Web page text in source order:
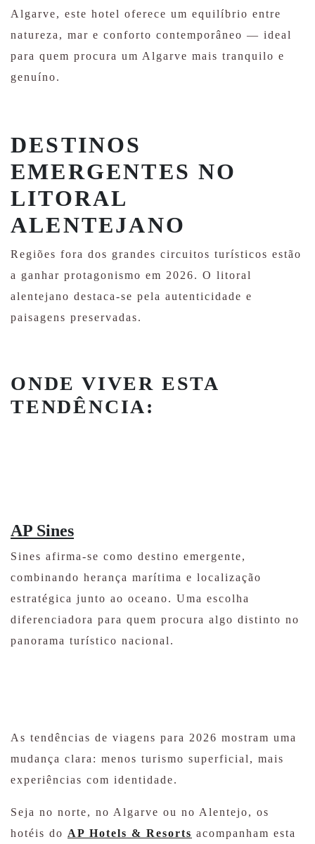
Algarve, este hotel oferece um equilíbrio entre
natureza, mar e conforto contemporâneo — ideal
para quem procura um Algarve mais tranquilo e
genuíno.
DESTINOS
EMERGENTES NO
LITORAL
ALENTEJANO
Regiões fora dos grandes circuitos turísticos estão
a ganhar protagonismo em 2026. O litoral
alentejano destaca-se pela autenticidade e
paisagens preservadas.
ONDE VIVER ESTA
TENDÊNCIA:
AP Sines
Sines afirma-se como destino emergente,
combinando herança marítima e localização
estratégica junto ao oceano. Uma escolha
diferenciadora para quem procura algo distinto no
panorama turístico nacional.
As tendências de viagens para 2026 mostram uma
mudança clara: menos turismo superficial, mais
experiências com identidade.
Seja no norte, no Algarve ou no Alentejo, os
hotéis do AP Hotels & Resorts acompanham esta